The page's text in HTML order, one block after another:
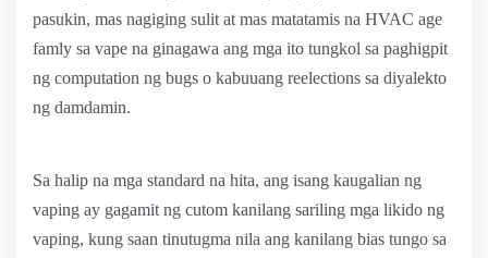
pasukin, mas nagiging sulit at mas matatamis na HVAC age
famly sa vape na ginagawa ang mga ito tungkol sa paghigpit
ng computation ng bugs o kabuuang reelections sa diyalekto
ng damdamin.
Sa halip na mga standard na hita, ang isang kaugalian ng
vaping ay gagamit ng cutom kanilang sariling mga likido ng
vaping, kung saan tinutugma nila ang kanilang bias tungo sa